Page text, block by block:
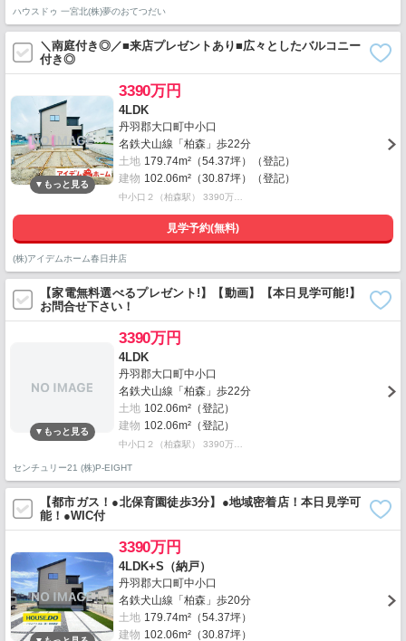
ハウスドゥ 一宮北(株)夢のおてつだい
＼南庭付き◎／■来店プレゼントあり■広々としたバルコニー
付き◎
3390万円
4LDK
丹羽郡大口町中小口
名鉄犬山線「柏森」歩22分
土地 179.74m²（54.37坪）（登記）
建物 102.06m²（30.87坪）（登記）
中小口２（柏森駅） 3390万…
見学予約(無料)
(株)アイデムホーム春日井店
【家電無料選べるプレゼント!】【動画】【本日見学可能!】
お問合せ下さい！
3390万円
4LDK
丹羽郡大口町中小口
名鉄犬山線「柏森」歩22分
土地 102.06m²（登記）
建物 102.06m²（登記）
中小口２（柏森駅） 3390万…
センチュリー21 (株)P-EIGHT
【都市ガス！●北保育園徒歩3分】●地域密着店！本日見学可
能！●WIC付
3390万円
4LDK+S（納戸）
丹羽郡大口町中小口
名鉄犬山線「柏森」歩20分
土地 179.74m²（54.37坪）
建物 102.06m²（30.87坪）